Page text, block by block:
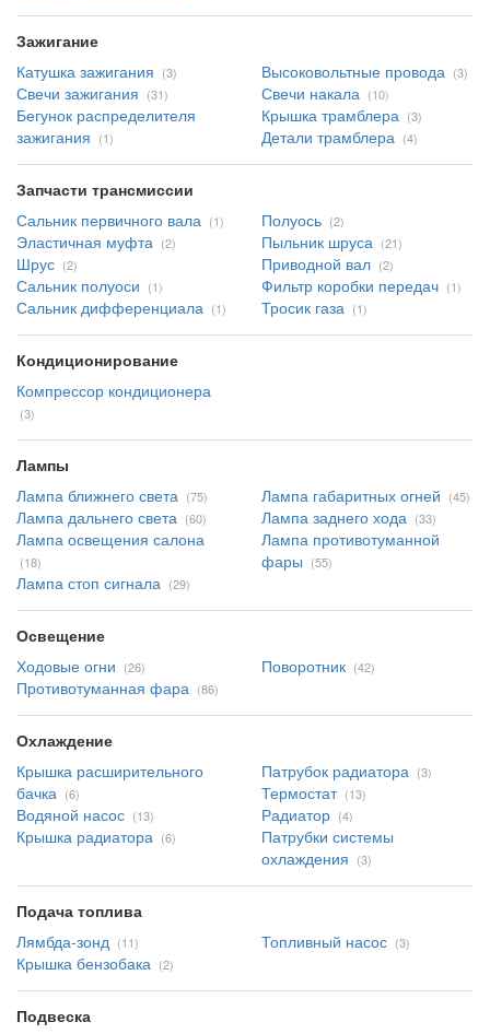
Зажигание
Катушка зажигания (3) Высоковольтные провода (3)
Свечи зажигания (31) Свечи накала (10)
Бегунок распределителя
зажигания (1)
Крышка трамблера (3)
Детали трамблера (4)
Запчасти трансмиссии
Сальник первичного вала (1) Полуось (2)
Эластичная муфта (2) Пыльник шруса (21)
Шрус (2) Приводной вал (2)
Сальник полуоси (1) Фильтр коробки передач (1)
Сальник дифференциала (1) Тросик газа (1)
Кондиционирование
Компрессор кондиционера
(3)
Лампы
Лампа ближнего света (75) Лампа габаритных огней (45)
Лампа дальнего света (60) Лампа заднего хода (33)
Лампа освещения салона
(18)
Лампа противотуманной
фары (55)
Лампа стоп сигнала (29)
Освещение
Ходовые огни (26) Поворотник (42)
Противотуманная фара (86)
Охлаждение
Крышка расширительного
бачка (6)
Патрубок радиатора (3)
Термостат (13)
Водяной насос (13) Радиатор (4)
Крышка радиатора (6)
Патрубки системы
охлаждения (3)
Подача топлива
Лямбда-зонд (11) Топливный насос (3)
Крышка бензобака (2)
Подвеска